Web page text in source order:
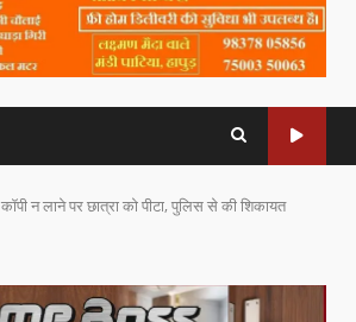
कॉपी न लाने पर छात्रा को पीटा, पुलिस से की शिकायत